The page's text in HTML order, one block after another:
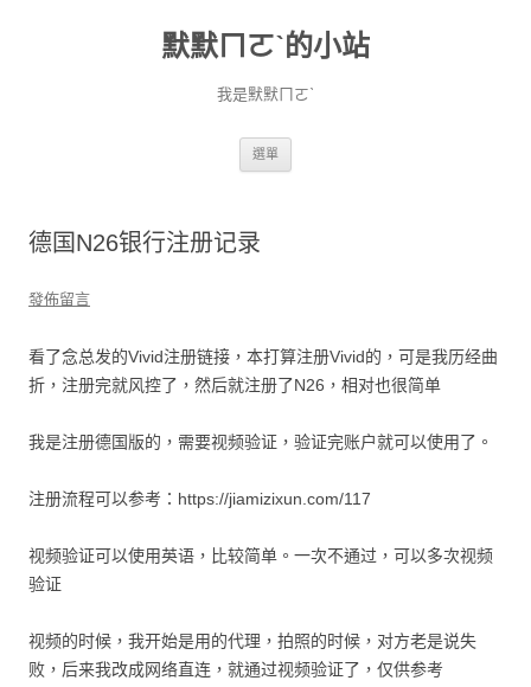
默默ㄇㄛˋ的小站
我是默默ㄇㄛˋ
選單
德国N26银行注册记录
發佈留言
看了念总发的Vivid注册链接，本打算注册Vivid的，可是我历经曲
折，注册完就风控了，然后就注册了N26，相对也很简单
我是注册德国版的，需要视频验证，验证完账户就可以使用了。
注册流程可以参考：https://jiamizixun.com/117
视频验证可以使用英语，比较简单。一次不通过，可以多次视频
验证
视频的时候，我开始是用的代理，拍照的时候，对方老是说失
败，后来我改成网络直连，就通过视频验证了，仅供参考